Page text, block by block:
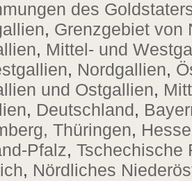
des
, Grenzgebiet von
, Mittel- und
, Nordgallien,
und Ostgallien,
, Deutschland,
Thüringen,
Pfalz, Tschechische
, Nördliches